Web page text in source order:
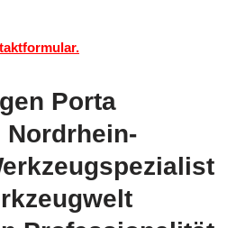
Porta
Nordrhein-